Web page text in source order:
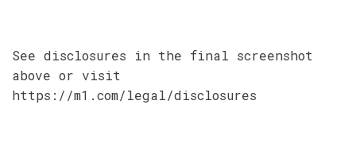
See disclosures in the final screenshot
above or visit
https://m1.com/legal/disclosures